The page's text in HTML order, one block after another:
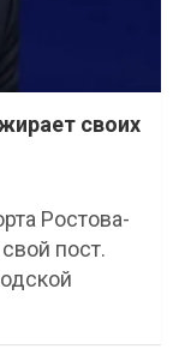
своих
Ростова-
пост.